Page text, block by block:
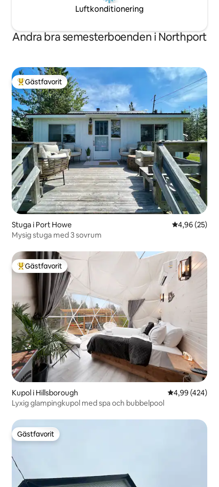
Luftkonditionering
Andra bra semesterboenden i Northport
Populär gästfavorit
Gästfavorit
Stuga i Port Howe 4,96 av 5 i
4,96 (25)
Mysig stuga med 3 sovrum
Populär gästfavorit
Gästfavorit
Kupol i Hillsborough 4,99 av 5 i
4,99 (424)
Lyxig glampingkupol med spa och bubbelpool
Gästfavorit
Gästfavorit